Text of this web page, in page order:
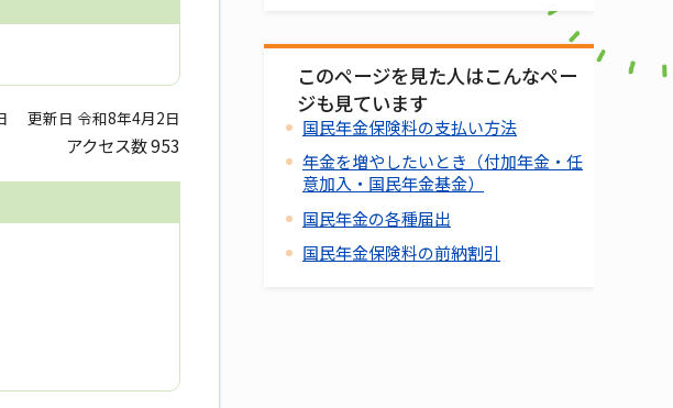
更新日 令和8年4月2日
アクセス数953
このページを見た人はこんなペー
ジも見ています
国民年金保険料の支払い方法
年金を増やしたいとき（付加年金・任
意加入・国民年金基金）
国民年金の各種届出
国民年金保険料の前納割引